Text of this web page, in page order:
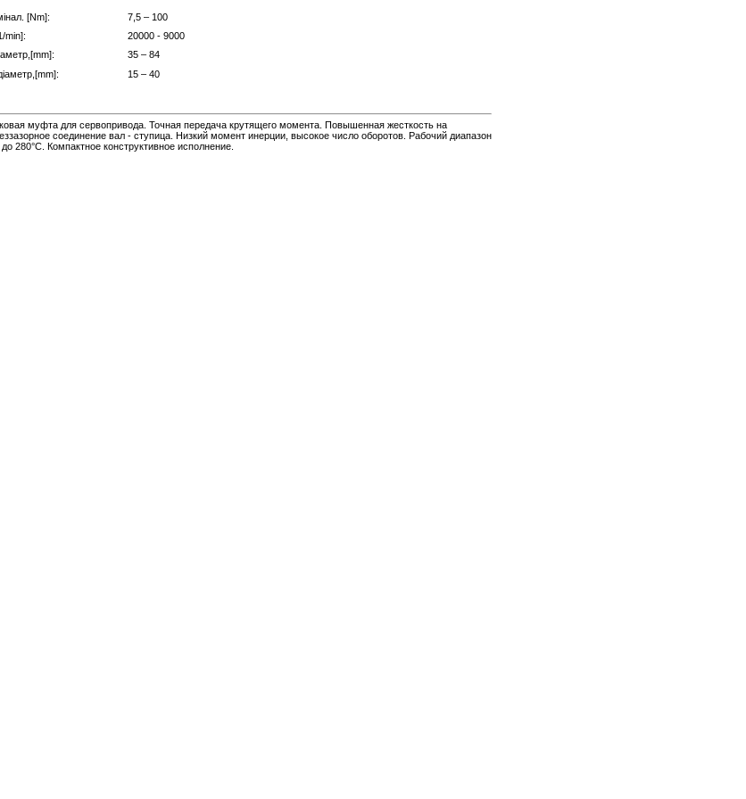
[Nm]:
7,5 – 100
min]:
20000 - 9000
35 – 84
15 – 40
муфта для сервопривода. Точная передача крутящего момента. Повышенная жесткость на
соединение вал - ступица. Низкий момент инерции, высокое число оборотов. Рабочий диапазон
280°С. Компактное конструктивное исполнение.